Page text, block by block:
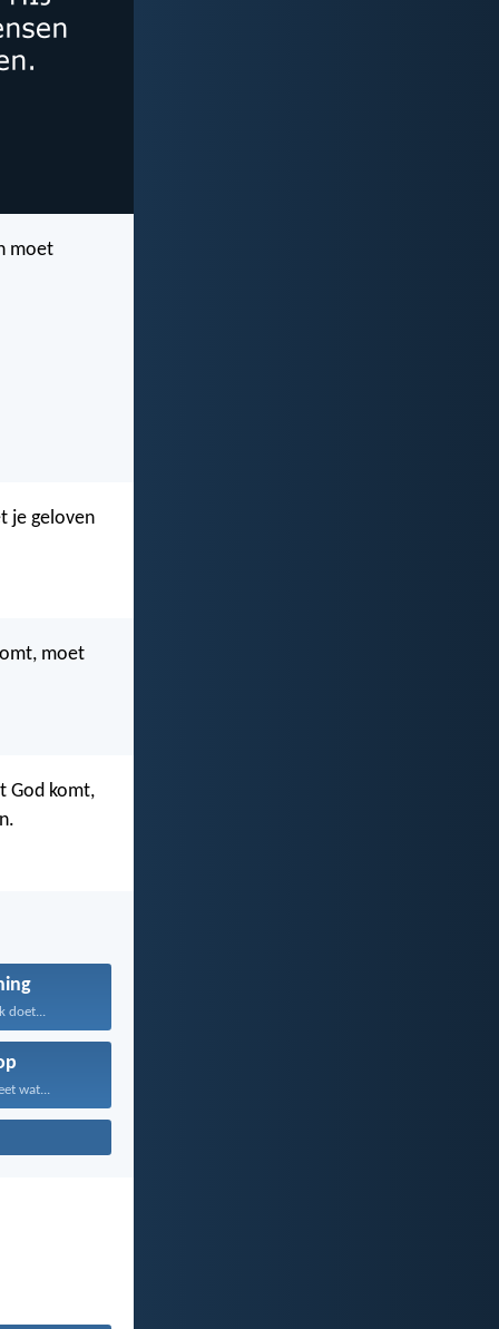
moet
je geloven
moet
God komt,
doet...
wat...